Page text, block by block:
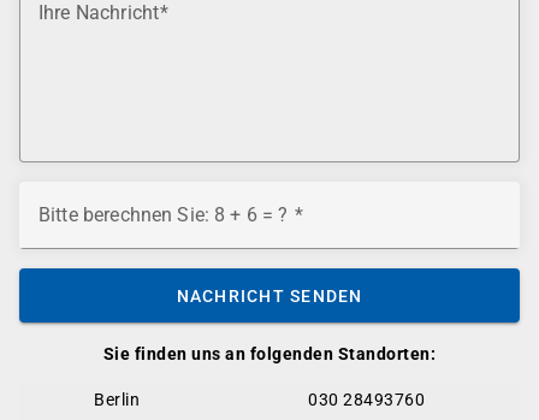
Sie finden uns an folgenden Standorten:
Berlin
030 28493760
Ihre Nachricht
Bitte berechnen Sie: 8 + 6 = ?
NACHRICHT SENDEN